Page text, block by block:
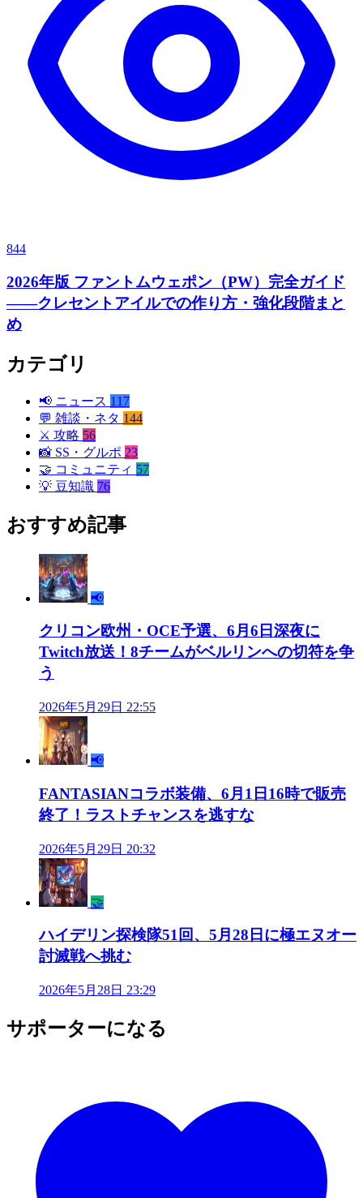
844
2026年版 ファントムウェポン（PW）完全ガイド
——クレセントアイルでの作り方・強化段階まと
め
カテゴリ
📢 ニュース 117
💬 雑談・ネタ 144
⚔️ 攻略 56
📸 SS・グルポ 23
🤝 コミュニティ 57
💡 豆知識 76
おすすめ記事
📢
クリコン欧州・OCE予選、6月6日深夜に
Twitch放送！8チームがベルリンへの切符を争
う
2026年5月29日 22:55
📢
FANTASIANコラボ装備、6月1日16時で販売
終了！ラストチャンスを逃すな
2026年5月29日 20:32
🤝
ハイデリン探検隊51回、5月28日に極エヌオー
討滅戦へ挑む
2026年5月28日 23:29
サポーターになる